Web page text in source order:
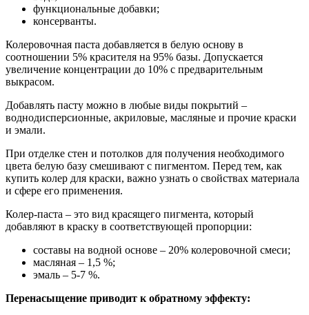
функциональные добавки;
консерванты.
Колеровочная паста добавляется в белую основу в
соотношении 5% красителя на 95% базы. Допускается
увеличение концентрации до 10% с предварительным
выкрасом.
Добавлять пасту можно в любые виды покрытий –
воднодисперсионные, акриловые, масляные и прочие краски
и эмали.
При отделке стен и потолков для получения необходимого
цвета белую базу смешивают с пигментом. Перед тем, как
купить колер для краски, важно узнать о свойствах материала
и сфере его применения.
Колер-паста – это вид красящего пигмента, который
добавляют в краску в соответствующей пропорции:
составы на водной основе – 20% колеровочной смеси;
масляная – 1,5 %;
эмаль – 5-7 %.
Перенасыщение приводит к обратному эффекту: